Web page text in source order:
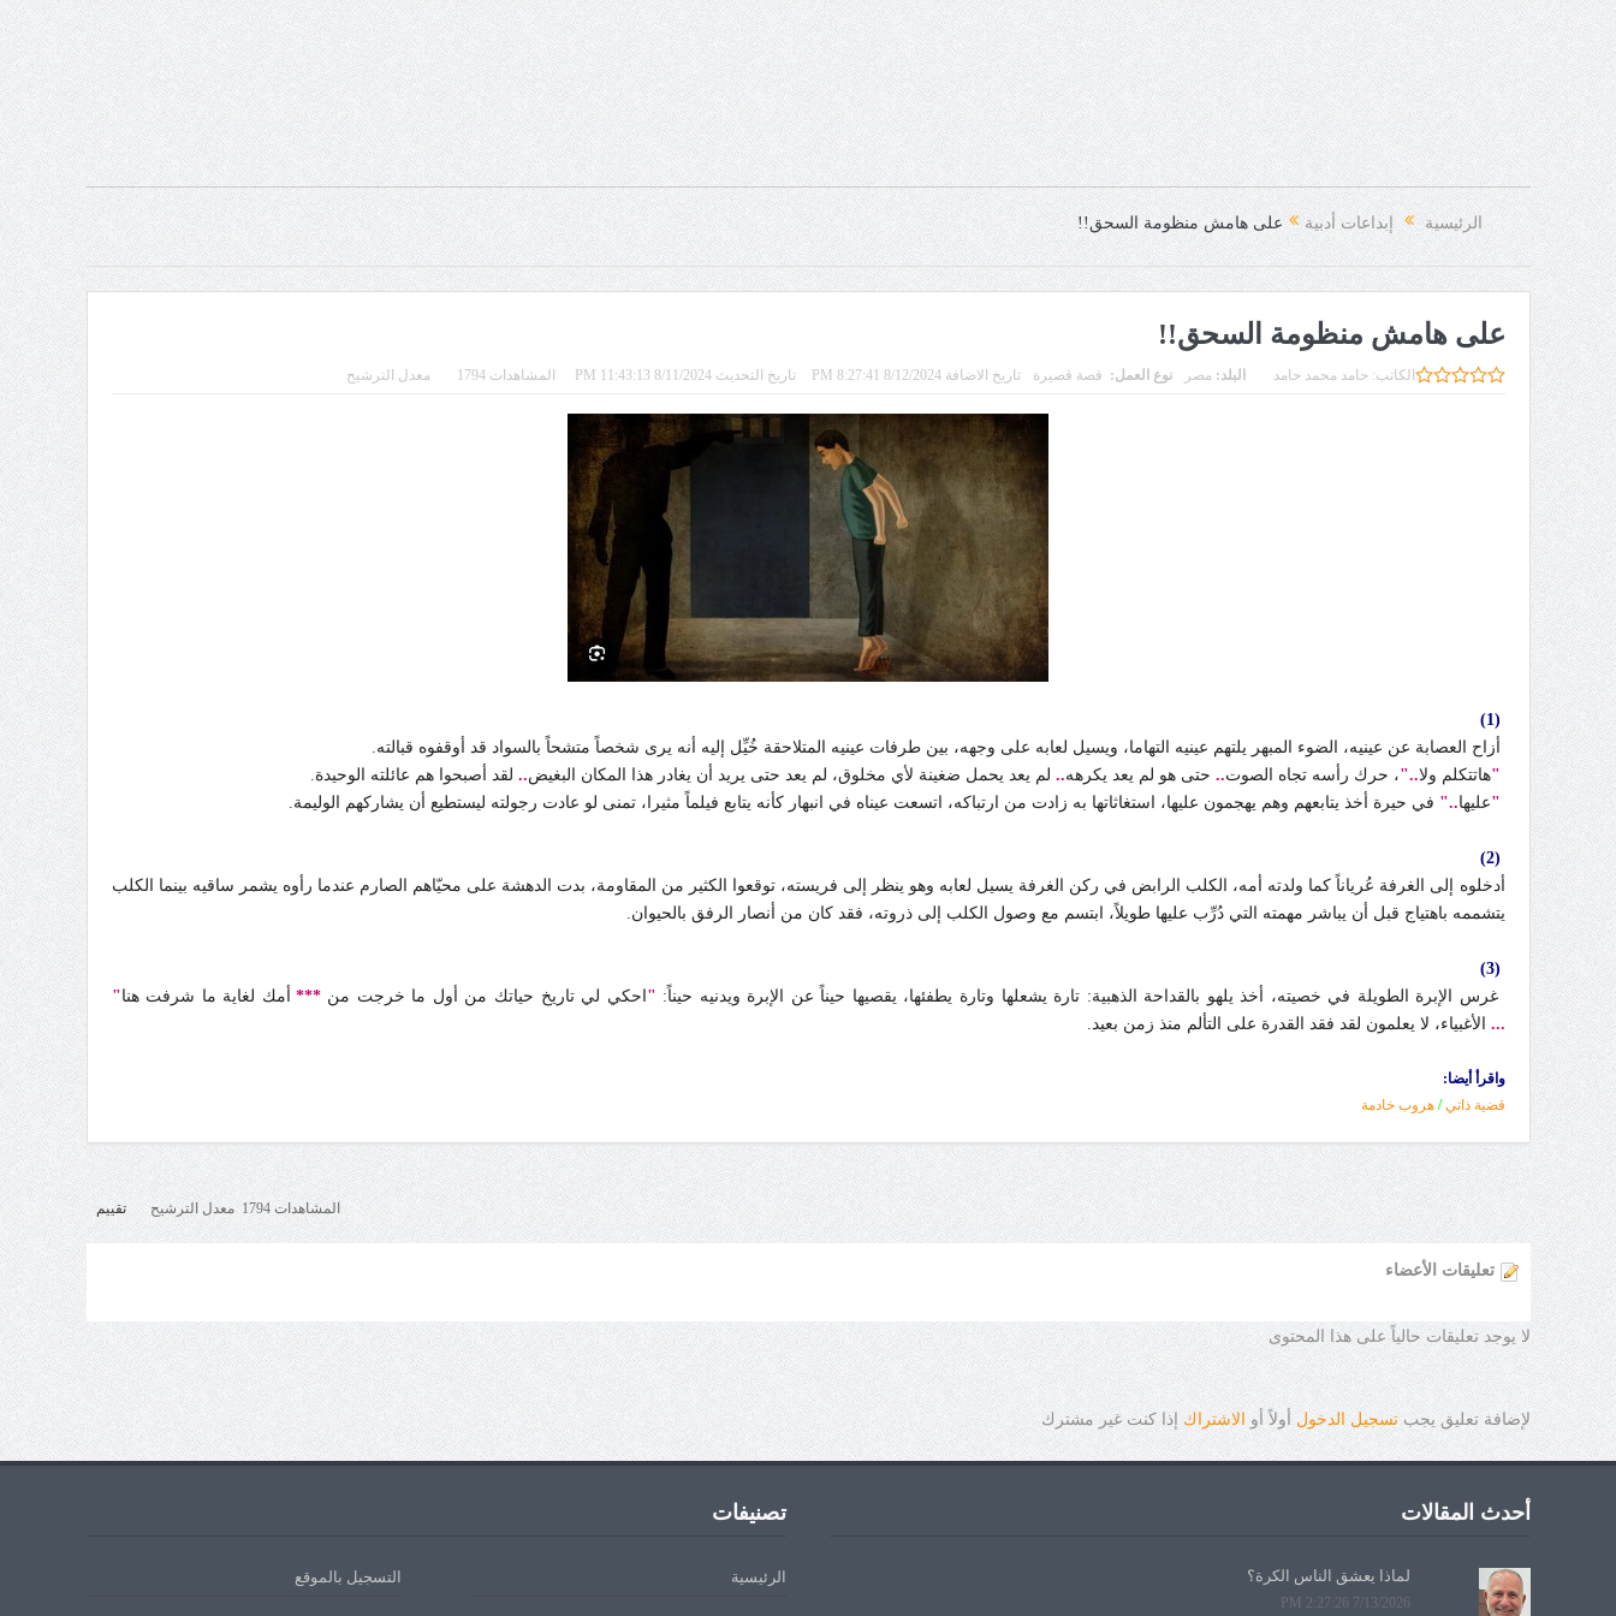
الرئيسية إبداعات أدبية على هامش منظومة السحق!!
على هامش منظومة السحق!!
الكاتب:حامد محمد حامد البلد: مصر نوع العمل: قصة قصيرة تاريخ الاضافة 8/12/2024 8:27:41 PM تاريخ التحديث 8/11/2024 11:43:13 PM المشاهدات 1794 معدل الترشيح
(1)
أزاح العصابة عن عينيه، الضوء المبهر يلتهم عينيه التهاما، ويسيل لعابه على وجهه، بين طرفات عينيه المتلاحقة خُيِّل إليه أنه يرى شخصاً متشحاً بالسواد قد أوقفوه قبالته.
"هاتتكلم ولا.."، حرك رأسه تجاه الصوت.. حتى هو لم يعد يكرهه.. لم يعد يحمل ضغينة لأي مخلوق، لم يعد حتى يريد أن يغادر هذا المكان البغيض.. لقد أصبحوا هم عائلته الوحيدة.
"عليها.." في حيرة أخذ يتابعهم وهم يهجمون عليها، استغاثاتها به زادت من ارتباكه، اتسعت عيناه في انبهار كأنه يتابع فيلماً مثيرا، تمنى لو عادت رجولته ليستطيع أن يشاركهم الوليمة.
(2)
أدخلوه إلى الغرفة عُرياناً كما ولدته أمه، الكلب الرابض في ركن الغرفة يسيل لعابه وهو ينظر إلى فريسته، توقعوا الكثير من المقاومة، بدت الدهشة على محيّاهم الصارم عندما رأوه يشمر ساقيه بينما الكلب
يتشممه باهتياج قبل أن يباشر مهمته التي دُرِّب عليها طويلاً، ابتسم مع وصول الكلب إلى ذروته، فقد كان من أنصار الرفق بالحيوان.
(3)
غرس الإبرة الطويلة في خصيته، أخذ يلهو بالقداحة الذهبية: تارة يشعلها وتارة يطفئها، يقصيها حيناً عن الإبرة ويدنيه حيناً: " احكي لي تاريخ حياتك من أول ما خرجت من*** أمك لغاية ما شرفت هنا"
... الأغبياء، لا يعلمون لقد فقد القدرة على التألم منذ زمن بعيد.
واقرأ أيضا:
قضية ذاتي / هروب خادمة
المشاهدات 1794 معدل الترشيح تقييم
تعليقات الأعضاء
لا يوجد تعليقات حالياً على هذا المحتوى
لإضافة تعليق يجبتسجيل الدخول أولاً أو الاشتراك إذا كنت غير مشترك
أحدث المقالات
لماذا يعشق الناس الكرة؟
7/13/2026 2:27:26 PM
تصنيفات
الرئيسية التسجيل بالموقع